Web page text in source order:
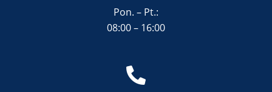
Pon. – Pt.:
08:00 – 16:00